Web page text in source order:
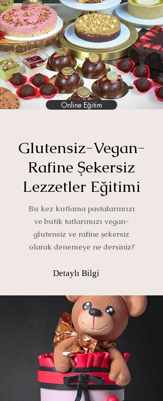
Online Eğitim
Glutensiz-Vegan-
Rafine Şekersiz
Lezzetler Eğitimi
Bu kez kutlama pastalarımızı
ve butik tatlarımızı vegan-
glutensiz ve rafine şekersiz
olarak denemeye ne dersiniz?
Detaylı Bilgi